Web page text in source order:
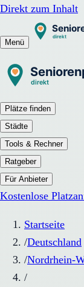
Direkt zum Inhalt
Menü
Plätze finden
Städte
Tools & Rechner
Ratgeber
Für Anbieter
Kostenlose
Startseite
/Deutschland
/Nordrhein-
/